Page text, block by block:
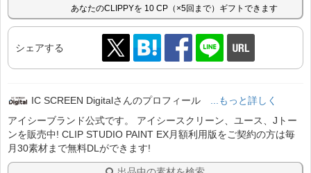
あなたのCLIPPYを 10 CP（×5回まで）ギフトできます
シェアする
IC SCREEN Digitalさんのプロフィール
...もっと詳しく
アイシーブランド公式です。 アイシースクリーン、ユース、Jトー
ンを販売中! CLIP STUDIO PAINT EX月額利用版をご契約の方は毎
月30素材まで無料DLができます!